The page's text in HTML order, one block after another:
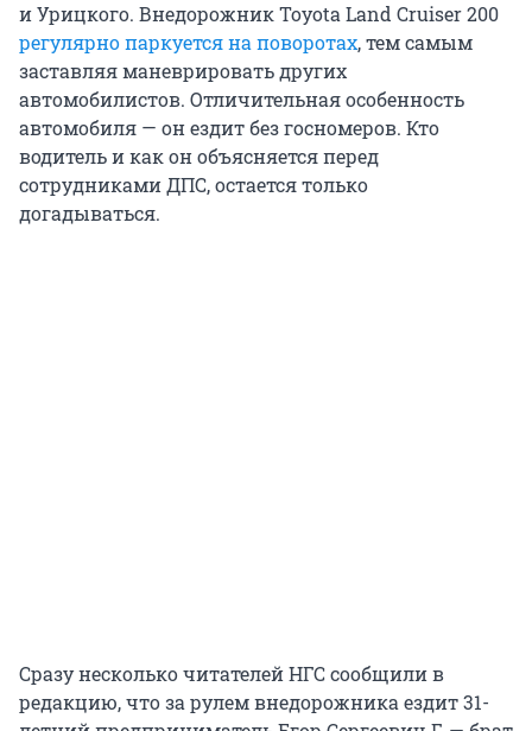
и Урицкого. Внедорожник Toyota Land Cruiser 200
регулярно паркуется на поворотах, тем самым
заставляя маневрировать других
автомобилистов. Отличительная особенность
автомобиля — он ездит без госномеров. Кто
водитель и как он объясняется перед
сотрудниками ДПС, остается только
догадываться.
Сразу несколько читателей НГС сообщили в
редакцию, что за рулем внедорожника ездит 31-